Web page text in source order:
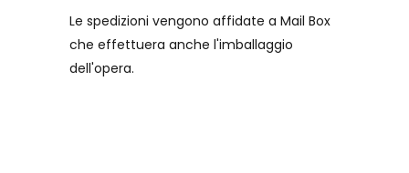
Le spedizioni vengono affidate a Mail Box
che effettuera anche l'imballaggio
dell'opera.